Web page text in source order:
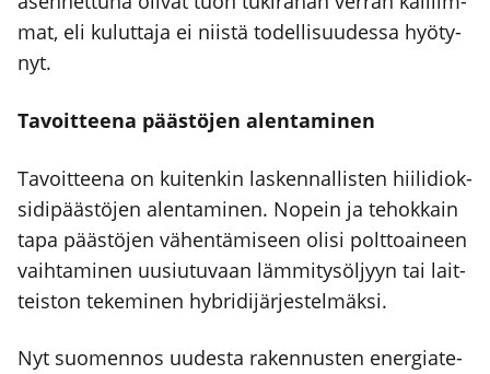
mat, eli kulut­ta­ja ei niis­tä todel­li­suu­des­sa hyö­ty­
nyt.
Tavoit­tee­na pääs­tö­jen alen­ta­mi­nen
Tavoit­tee­na on kui­ten­kin las­ken­nal­lis­ten hii­li­diok­
si­di­pääs­tö­jen alen­ta­mi­nen. Nopein ja tehok­kain
tapa pääs­tö­jen vähen­tä­mi­seen oli­si polt­toai­neen
vaih­ta­mi­nen uusiu­tu­vaan läm­mi­ty­söl­jyyn tai lait­
teis­ton teke­mi­nen hybri­di­jär­jes­tel­mäk­si.
Nyt suo­men­nos uudes­ta raken­nus­ten ener­gia­te­